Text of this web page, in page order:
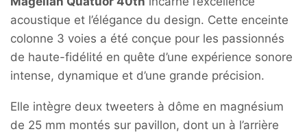
acoustique et l’élégance du design. Cette enceinte
colonne 3 voies a été conçue pour les passionnés
de haute-fidélité en quête d’une expérience sonore
intense, dynamique et d’une grande précision.
Elle intègre deux tweeters à dôme en magnésium
de 25 mm montés sur pavillon, dont un à l’arrière